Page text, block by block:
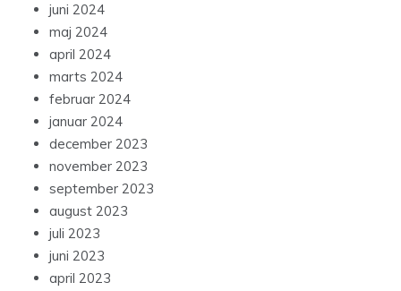
juni 2024
maj 2024
april 2024
marts 2024
februar 2024
januar 2024
december 2023
november 2023
september 2023
august 2023
juli 2023
juni 2023
april 2023